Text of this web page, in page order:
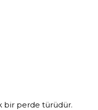
bir perde türüdür.